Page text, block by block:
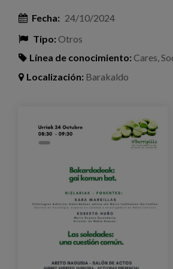
Fecha: 24/10/2024
Tipo:Otros
Línea de conocimiento:Cares,
Localización: Barakaldo